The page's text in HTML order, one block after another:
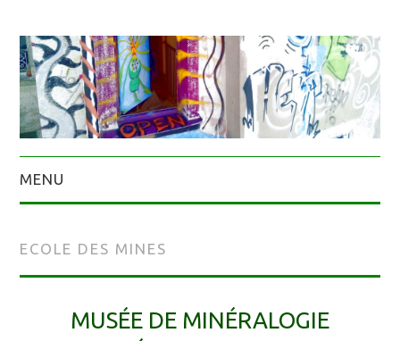
MENU
ECOLE DES MINES
MUSÉE DE MINÉRALOGIE